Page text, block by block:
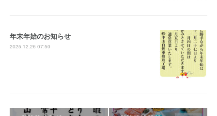
年末年始のお知らせ
2025.12.26 07:50